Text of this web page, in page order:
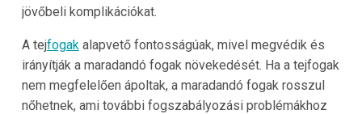
jövőbeli komplikációkat.
A tejfogakalapvető fontosságúak, mivel megvédik és
irányítják a maradandó fogak növekedését. Ha a tejfogak
nem megfelelően ápoltak, a maradandó fogak rosszul
nőhetnek, ami további fogszabályozási problémákhoz